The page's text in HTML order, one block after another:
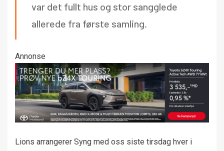
var det fullt hus og stor sangglede
allerede fra første samling.
Annonse
Lions arrangerer Syng med oss siste tirsdag hver i